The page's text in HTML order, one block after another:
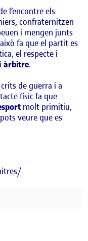
l’encontre els
confraternitzen
i mengen junts
fa que el partit es
el respecte i
àrbitre.
de guerra i a
físic fa que
molt primitiu,
veure que es